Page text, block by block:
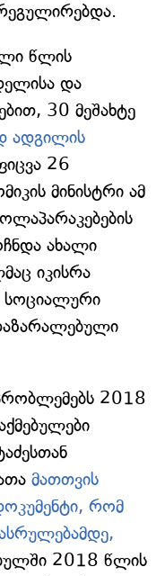
წლის
და
30 მეშახტე
ადგილის
26
მინისტრი ამ
ახალი
იკისრა
სოციალური
2018
მათთვის
რომ
2018 წლის